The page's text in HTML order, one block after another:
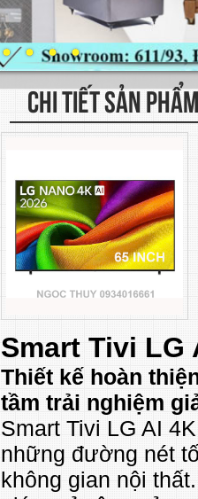
CHI TIẾT SẢN PHẨM
Smart Tivi LG
Thiết kế hoàn
tầm trải nghiệm
Smart Tivi LG AI
những đường nét
không gian nội